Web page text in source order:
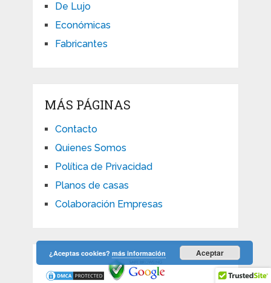
De Lujo
Económicas
Fabricantes
MÁS PÁGINAS
Contacto
Quienes Somos
Política de Privacidad
Planos de casas
Colaboración Empresas
¿Aceptas cookies? más información Aceptar